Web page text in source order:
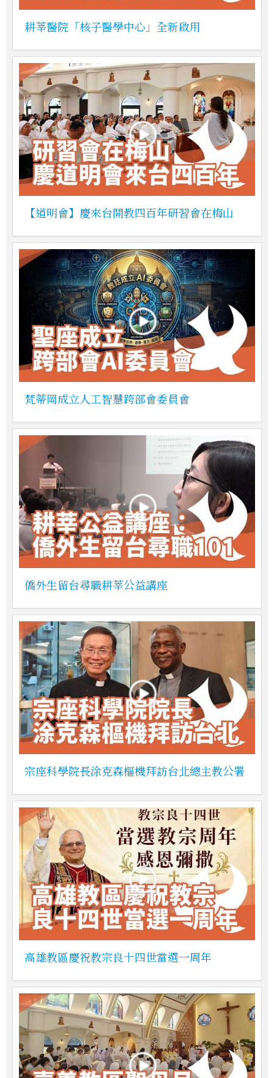
耕莘醫院「核子醫學中心」全新啟用
【道明會】慶來台開教四百年研習會在梅山
梵蒂岡成立人工智慧跨部會委員會
僑外生留台尋職耕莘公益講座
宗座科學院長涂克森樞機拜訪台北總主教公署
高雄教區慶祝教宗良十四世當選一周年